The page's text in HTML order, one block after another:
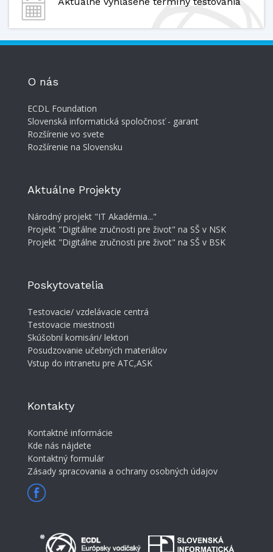
O nás
ECDL Foundation
Slovenská informatická spoločnosť - garant
Rozšírenie vo svete
Rozšírenie na Slovensku
Aktuálne Projekty
Národný projekt "IT Akadémia..."
Projekt "Digitálne zručnosti pre život" na SŠ v NSK
Projekt "Digitálne zručnosti pre život" na SŠ v BSK
Poskytovatelia
Testovacie/ vzdelávacie centrá
Testovacie miestnosti
Skúšobní komisári/ lektori
Posudzovanie učebných materiálov
Vstup do intranetu pre ATC,ASK
Kontakty
Kontaktné informácie
Kde nás nájdete
Kontaktný formulár
Zásady spracovania a ochrany osobných údajov